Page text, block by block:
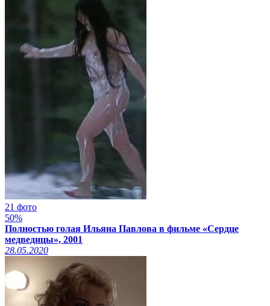
21 фото
50%
Полностью голая Ильяна Павлова в фильме «Сердце
медведицы», 2001
28.05.2020